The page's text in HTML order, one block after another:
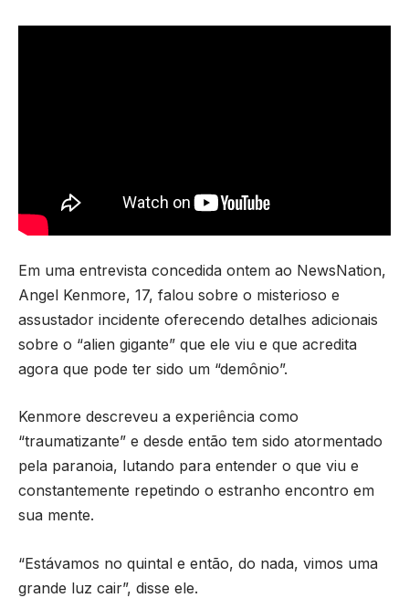
Em uma entrevista concedida ontem ao NewsNation,
Angel Kenmore, 17, falou sobre o misterioso e
assustador incidente oferecendo detalhes adicionais
sobre o “alien gigante” que ele viu e que acredita
agora que pode ter sido um “demônio”.
Kenmore descreveu a experiência como
“traumatizante” e desde então tem sido atormentado
pela paranoia, lutando para entender o que viu e
constantemente repetindo o estranho encontro em
sua mente.
“Estávamos no quintal e então, do nada, vimos uma
grande luz cair”, disse ele.